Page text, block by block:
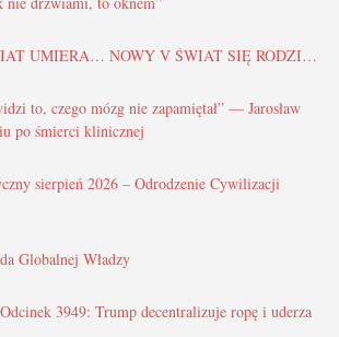
UMIERA… NOWY V ŚWIAT SIĘ RODZI…
to, czego mózg nie zapamiętał” — Jarosław
po śmierci klinicznej
sierpień 2026 – Odrodzenie Cywilizacji
Globalnej Władzy
3949: Trump decentralizuje ropę i uderza